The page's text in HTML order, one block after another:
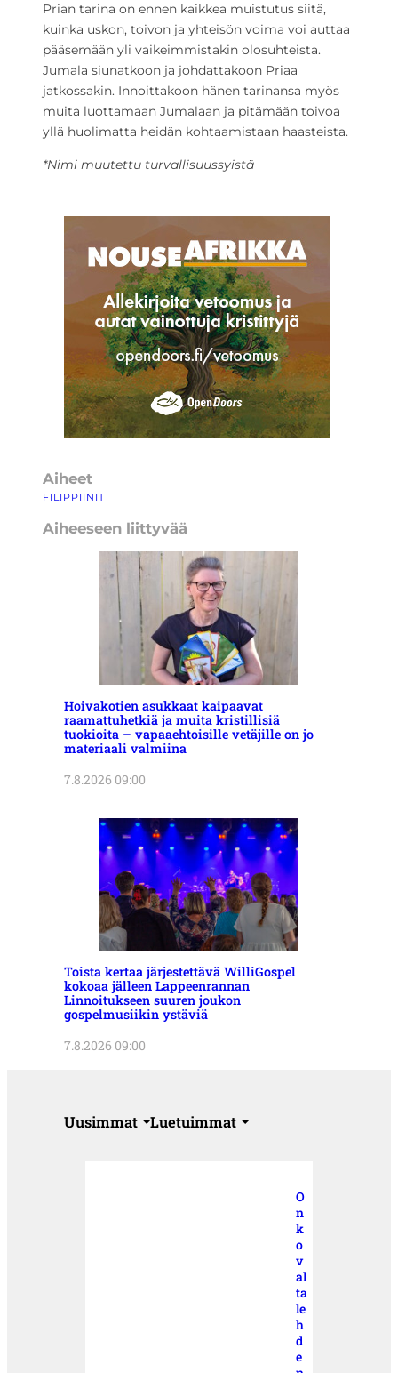
Prian tarina on ennen kaikkea muistutus siitä,
kuinka uskon, toivon ja yhteisön voima voi auttaa
pääsemään yli vaikeimmistakin olosuhteista.
Jumala siunatkoon ja johdattakoon Priaa
jatkossakin. Innoittakoon hänen tarinansa myös
muita luottamaan Jumalaan ja pitämään toivoa
yllä huolimatta heidän kohtaamistaan haasteista.
*Nimi muutettu turvallisuussyistä
Aiheet
FILIPPIINIT
Aiheeseen liittyvää
Hoivakotien asukkaat kaipaavat
raamattuhetkiä ja muita kristillisiä
tuokioita – vapaaehtoisille vetäjille on jo
materiaali valmiina
7.8.2026 09:00
Toista kertaa järjestettävä WilliGospel
kokoaa jälleen Lappeenrannan
Linnoitukseen suuren joukon
gospelmusiikin ystäviä
7.8.2026 09:00
Uusimmat Luetuimmat
O
n
k
o
v
al
ta
le
h
d
e